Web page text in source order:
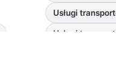
Usługi
Usługi